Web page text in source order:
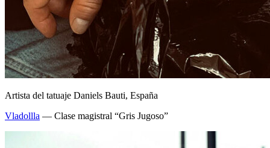
Artista del tatuaje Daniels Bauti, España
Vladollla — Clase magistral “Gris Jugoso”